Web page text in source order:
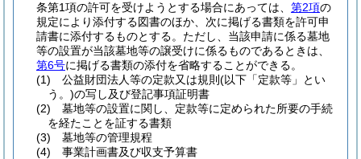
条第1項の許可を受けようとする場合にあっては、 第2項の
規定により添付する図書のほか、次に掲げる書類を許可申
請書に添付するものとする。 ただし、当該申請に係る墓地
等の設置が当該墓地等の譲受けに係るものであるときは、
第6号に掲げる書類の添付を省略することができる。
(1)
公益財団法人等の定款又は規則 (以下「定款等」とい
う。)の写し及び登記事項証明書
(2)
墓地等の設置に関し、定款等に定められた所要の手続
を経たことを証する書類
(3)
墓地等の管理規程
(4)
事業計画書及び収支予算書